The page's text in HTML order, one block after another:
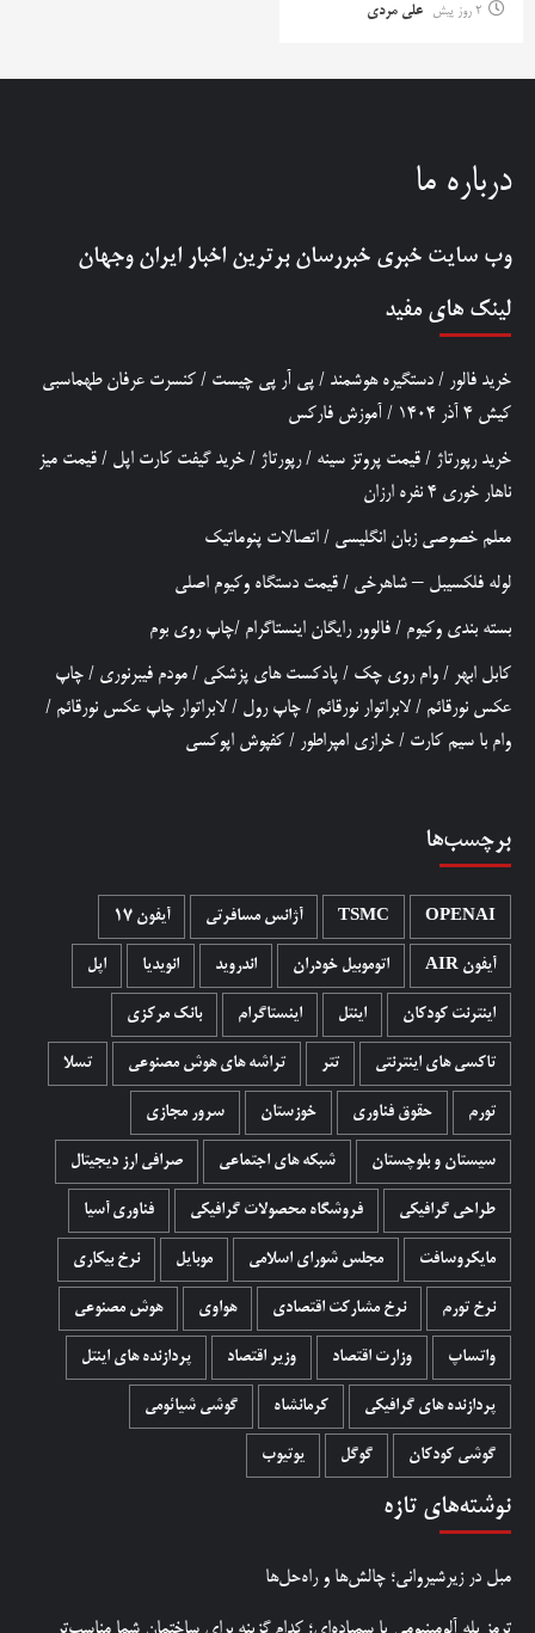
2 روز پیش
علی مردی
درباره ما
وب سایت خبری خبررسان برترین اخبار ایران وجهان
لینک های مفید
خرید فالور / دستگیره هوشمند / پی آر پی چیست / کنسرت عرفان طهماسبی
کیش 4 آذر 1404
/ آموزش فارکس
خرید رپورتاژ / قیمت پروتز سینه /رپورتاژ / خرید گیفت کارت اپل / قیمت میز
ناهار خوری 4 نفره ارزان
معلم خصوصی زبان انگلیسی / اتصالات پنوماتیک
لوله فلکسیبل – شاهرخی / قیمت دستگاه وکیوم اصلی
بسته بندی وکیوم / فالوور رایگان اینستاگرام /چاپ روی بوم
کابل ابهر / وام روی چک / پادکست های پزشکی / مودم فیبرنوری / چاپ
عکس نورقائم / لابراتوار نورقائم / چاپ رول / لابراتوار چاپ عکس نورقائم /
وام با سیم کارت / خرازی امپراطور / کفپوش اپوکسی
برچسب‌ها
OPENAI
TSMC آژانس مسافرتی آیفون 17
آیفون AIR اتوموبیل خودران اندروید انویدیا اپل
اینترنت کودکان اینتل اینستاگرام بانک مرکزی
تاکسی های اینترنتی تتر تراشه های هوش مصنوعی تسلا
تورم حقوق فناوری خوزستان سرور مجازی
سیستان و بلوچستان شبکه های اجتماعی صرافی ارز دیجیتال
طراحی گرافیکی فروشگاه محصولات گرافيکی فناوری آسیا
مایکروسافت مجلس شورای اسلامی موبایل نرخ بیکاری
نرخ تورم نرخ مشارکت اقتصادی هواوی هوش مصنوعی
واتساپ وزارت اقتصاد وزیر اقتصاد پردازنده های اینتل
پردازنده های گرافیکی کرمانشاه گوشی شیائومی
گوشی کودکان گوگل یوتیوب
نوشته‌های تازه
مبل در زیرشیروانی؛ چالش‌ها و راه‌حل‌ها